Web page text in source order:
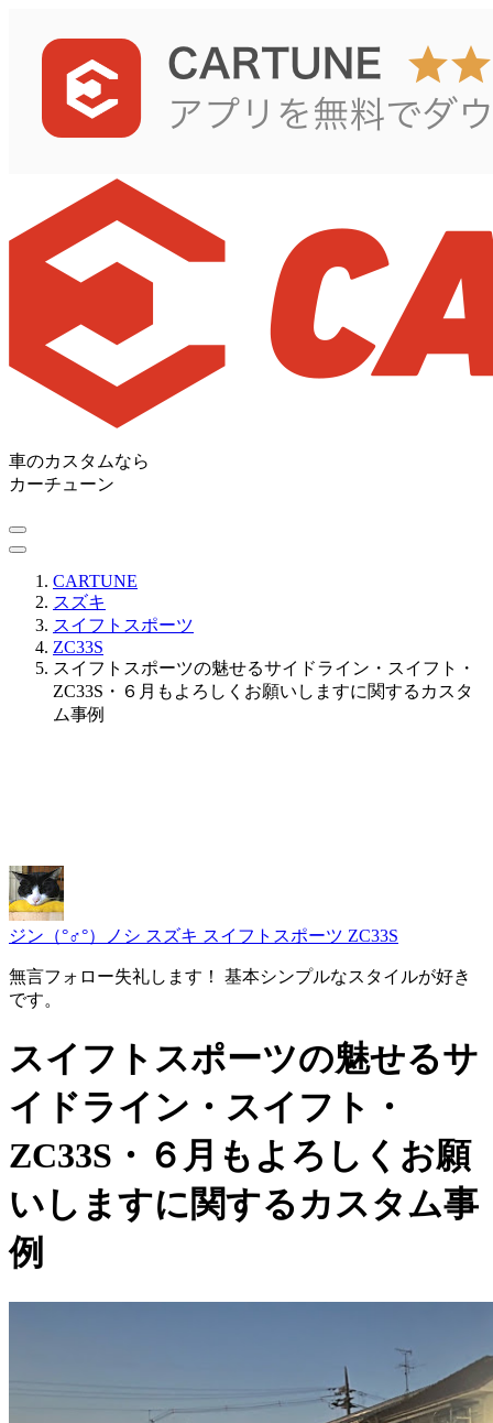
車のカスタムなら
カーチューン
CARTUNE
スズキ
スイフトスポーツ
ZC33S
スイフトスポーツの魅せるサイドライン・スイフト・
ZC33S・６月もよろしくお願いしますに関するカスタ
ム事例
ジン（°♂°）ノシ スズキ スイフトスポーツ ZC33S
無言フォロー失礼します！ 基本シンプルなスタイルが好き
です。
スイフトスポーツの魅せるサ
イドライン・スイフト・
ZC33S・６月もよろしくお願
いしますに関するカスタム事
例